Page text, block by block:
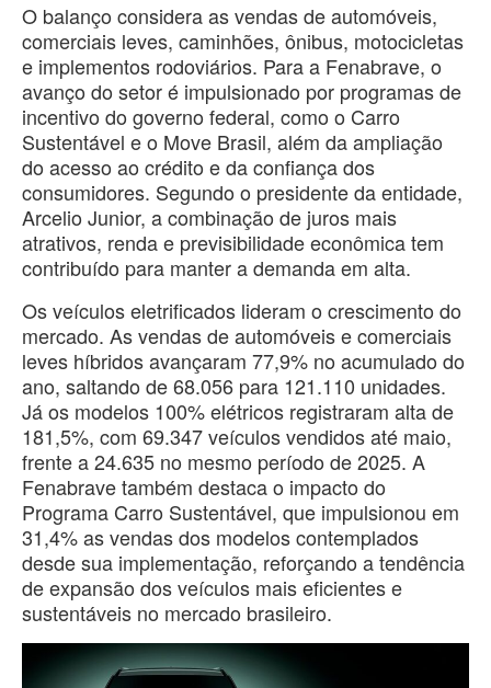
O balanço considera as vendas de automóveis,
comerciais leves, caminhões, ônibus, motocicletas
e implementos rodoviários. Para a Fenabrave, o
avanço do setor é impulsionado por programas de
incentivo do governo federal, como o Carro
Sustentável e o Move Brasil, além da ampliação
do acesso ao crédito e da confiança dos
consumidores. Segundo o presidente da entidade,
Arcelio Junior, a combinação de juros mais
atrativos, renda e previsibilidade econômica tem
contribuído para manter a demanda em alta.
Os veículos eletrificados lideram o crescimento do
mercado. As vendas de automóveis e comerciais
leves híbridos avançaram 77,9% no acumulado do
ano, saltando de 68.056 para 121.110 unidades.
Já os modelos 100% elétricos registraram alta de
181,5%, com 69.347 veículos vendidos até maio,
frente a 24.635 no mesmo período de 2025. A
Fenabrave também destaca o impacto do
Programa Carro Sustentável, que impulsionou em
31,4% as vendas dos modelos contemplados
desde sua implementação, reforçando a tendência
de expansão dos veículos mais eficientes e
sustentáveis no mercado brasileiro.